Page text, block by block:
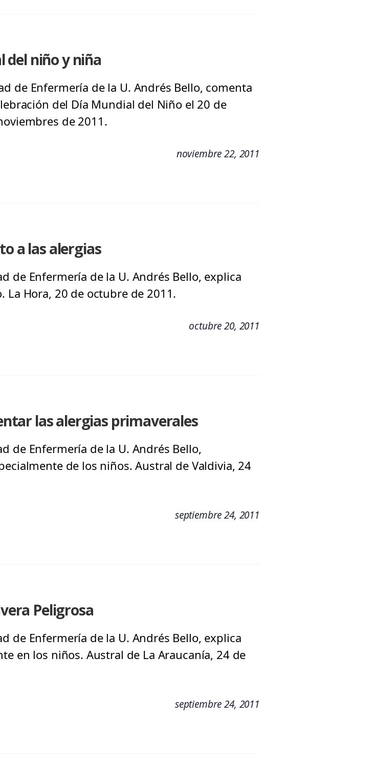
del niño y niña
de Enfermería de la U. Andrés Bello, comenta
del Día Mundial del Niño el 20 de
de 2011.
noviembre 22, 2011
a las alergias
de Enfermería de la U. Andrés Bello, explica
La Hora, 20 de octubre de 2011.
octubre 20, 2011
las alergias primaverales
de Enfermería de la U. Andrés Bello,
de los niños. Austral de Valdivia, 24
septiembre 24, 2011
Peligrosa
de Enfermería de la U. Andrés Bello, explica
en los niños. Austral de La Araucanía, 24 de
septiembre 24, 2011